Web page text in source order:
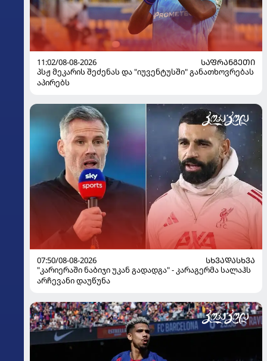
11:02/08-08-2026
ᲡᲐᲤᲠᲐᲜᲒᲔᲗᲘ
პსჟ მეკარის შეძენას და "იუვენტუსში" განათხოვრებას
აპირებს
07:50/08-08-2026
ᲡᲮᲕᲐᲓᲐᲡᲮᲕᲐ
"კარიერაში ნაბიჯი უკან გადადგა" - კარაგერმა სალაჰს
არჩევანი დაუწუნა